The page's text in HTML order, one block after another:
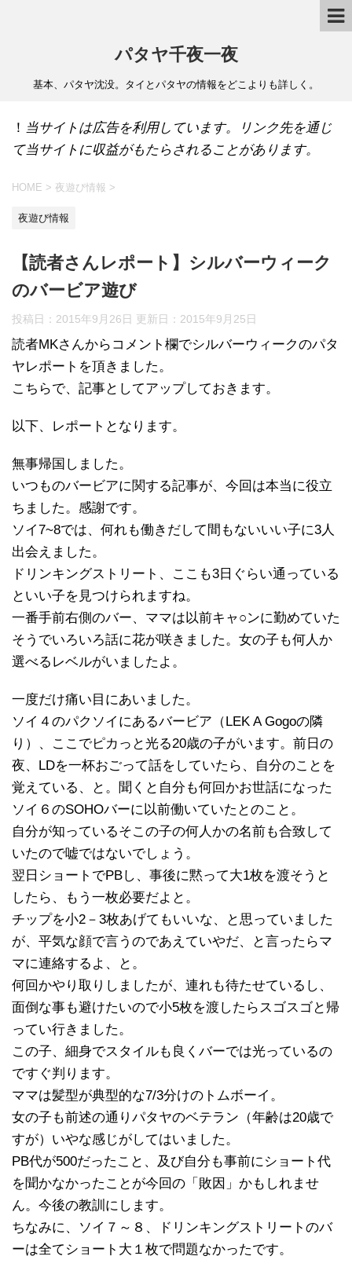
パタヤ千夜一夜
基本、パタヤ沈没。タイとパタヤの情報をどこよりも詳しく。
！ 当サイトは広告を利用しています。リンク先を通じ
て当サイトに収益がもたらされることがあります。
HOME > 夜遊び情報 >
夜遊び情報
【読者さんレポート】シルバーウィーク
のバービア遊び
投稿日：2015年9月26日 更新日： 2015年9月25日
読者MKさんからコメント欄でシルバーウィークのパタ
ヤレポートを頂きました。
こちらで、記事としてアップしておきます。
以下、レポートとなります。
無事帰国しました。
いつものバービアに関する記事が、今回は本当に役立
ちました。感謝です。
ソイ7~8では、何れも働きだして間もないいい子に3人
出会えました。
ドリンキングストリート、ここも3日ぐらい通っている
といい子を見つけられますね。
一番手前右側のバー、ママは以前キャ○ンに勤めていた
そうでいろいろ話に花が咲きました。女の子も何人か
選べるレベルがいましたよ。
一度だけ痛い目にあいました。
ソイ４のパクソイにあるバービア（LEK A Gogoの隣
り）、ここでピカっと光る20歳の子がいます。前日の
夜、LDを一杯おごって話をしていたら、自分のことを
覚えている、と。聞くと自分も何回かお世話になった
ソイ６のSOHOバーに以前働いていたとのこと。
自分が知っているそこの子の何人かの名前も合致して
いたので嘘ではないでしょう。
翌日ショートでPBし、事後に黙って大1枚を渡そうと
したら、もう一枚必要だよと。
チップを小2－3枚あげてもいいな、と思っていました
が、平気な顔で言うのであえていやだ、と言ったらマ
マに連絡するよ、と。
何回かやり取りしましたが、連れも待たせているし、
面倒な事も避けたいので小5枚を渡したらスゴスゴと帰
ってい行きました。
この子、細身でスタイルも良くバーでは光っているの
ですぐ判ります。
ママは髪型が典型的な7/3分けのトムボーイ。
女の子も前述の通りパタヤのベテラン（年齢は20歳で
すが）いやな感じがしてはいました。
PB代が500だったこと、及び自分も事前にショート代
を聞かなかったことが今回の「敗因」かもしれませ
ん。今後の教訓にします。
ちなみに、ソイ７～８、ドリンキングストリートのバ
ーは全てショート大１枚で問題なかったです。